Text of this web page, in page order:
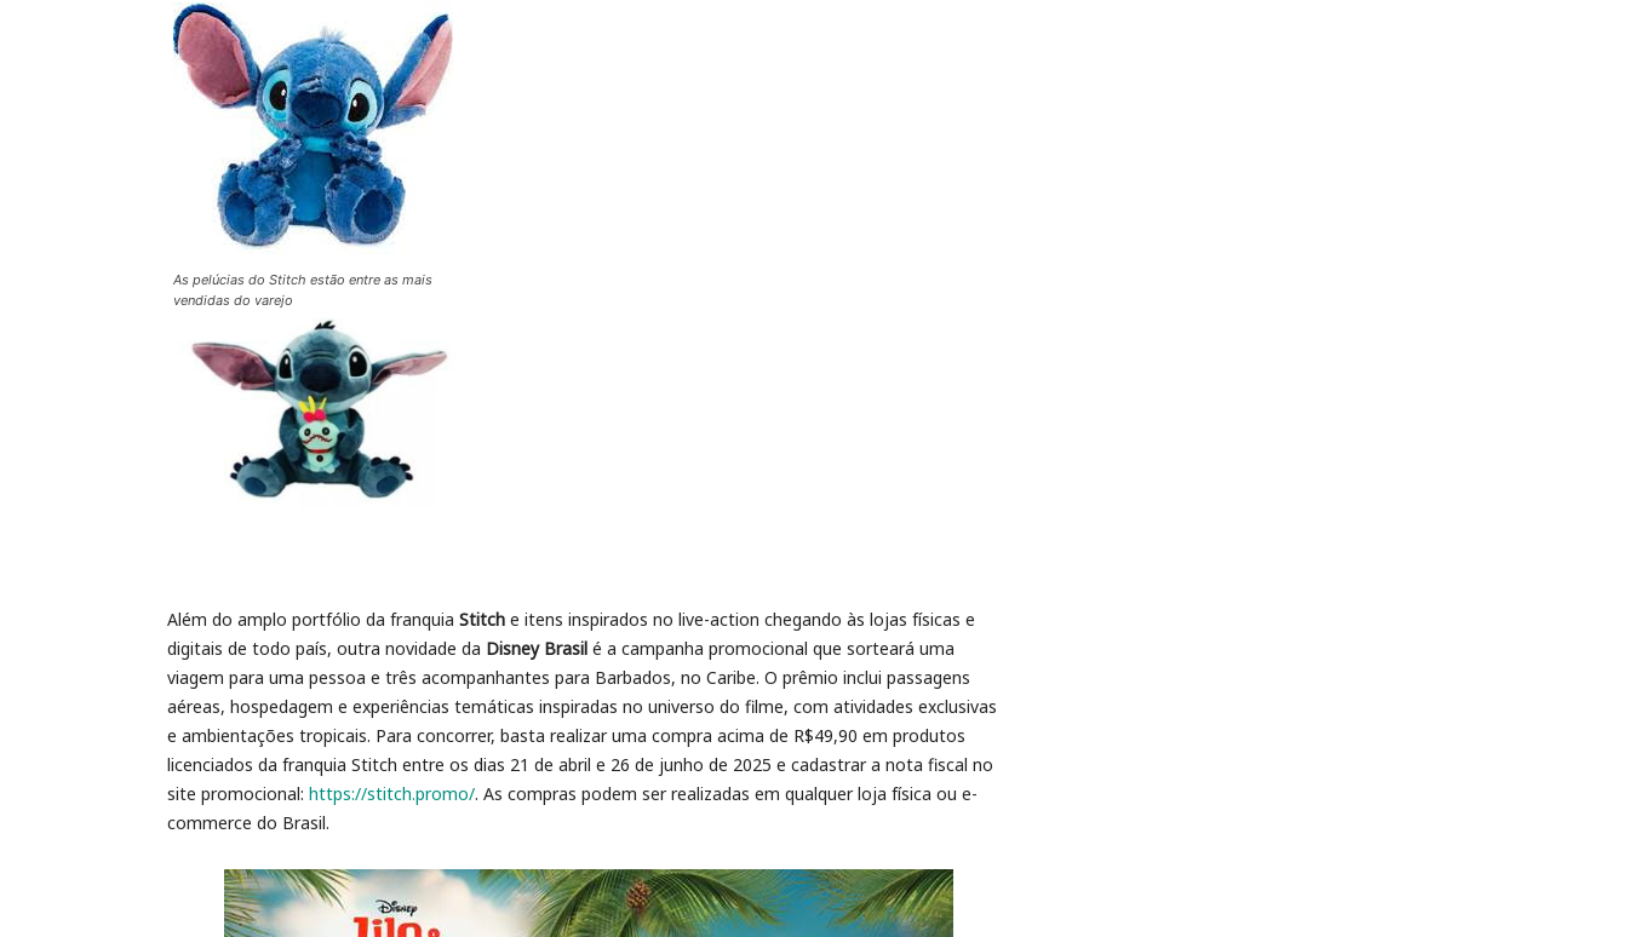
As pelúcias do Stitch estão entre as mais
vendidas do varejo
Além do amplo portfólio da franquia Stitch e itens inspirados no live-action chegando às lojas físicas e
digitais de todo país, outra novidade da Disney Brasil é a campanha promocional que sorteará uma
viagem para uma pessoa e três acompanhantes para Barbados, no Caribe. O prêmio inclui passagens
aéreas, hospedagem e experiências temáticas inspiradas no universo do filme, com atividades exclusivas
e ambientações tropicais. Para concorrer, basta realizar uma compra acima de R$49,90 em produtos
licenciados da franquia Stitch entre os dias 21 de abril e 26 de junho de 2025 e cadastrar a nota fiscal no
site promocional: https://stitch.promo/. As compras podem ser realizadas em qualquer loja física ou e-
commerce do Brasil.